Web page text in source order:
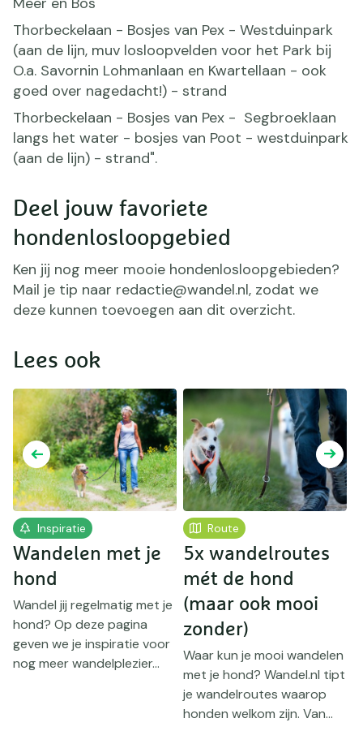
Thorbeckelaan - Bosjes van Pex - Westduinpark
(aan de lijn, muv losloopvelden voor het Park bij
O.a. Savornin Lohmanlaan en Kwartellaan - ook
goed over nagedacht!) - strand
Thorbeckelaan - Bosjes van Pex - Segbroeklaan
langs het water - bosjes van Poot - westduinpark
(aan de lijn) - strand".
Deel jouw favoriete
hondenlosloopgebied
Ken jij nog meer mooie hondenlosloopgebieden?
Mail je tip naar redactie@wandel.nl, zodat we
deze kunnen toevoegen aan dit overzicht.
Lees ook
Inspiratie
Wandelen met je
hond
Wandel jij regelmatig met je
hond? Op deze pagina
geven we je inspiratie voor
nog meer wandelplezier...
Route
5x wandelroutes
mét de hond
(maar ook mooi
zonder)
Waar kun je mooi wandelen
met je hond? Wandel.nl tipt
je wandelroutes waarop
honden welkom zijn. Van...